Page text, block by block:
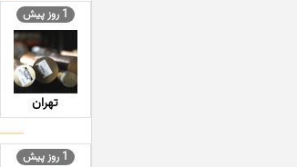
1 روز پیش
تهران
1 روز پیش